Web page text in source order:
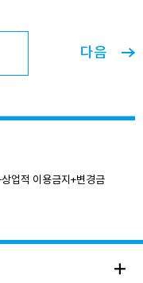
다음
업적 이용금지+변경금